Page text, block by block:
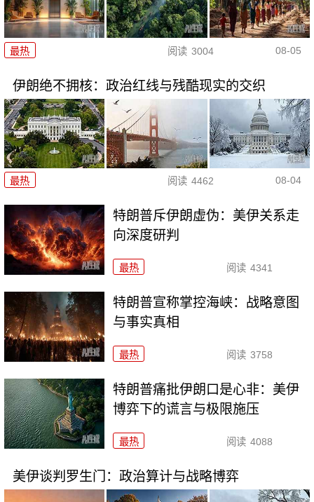
最热 阅读 3004 08-05
伊朗绝不拥核：政治红线与残酷现实的交织
最热 阅读 4462 08-04
特朗普斥伊朗虚伪：美伊关系走
向深度研判
最热 阅读 4341
特朗普宣称掌控海峡：战略意图
与事实真相
最热 阅读 3758
特朗普痛批伊朗口是心非：美伊
博弈下的谎言与极限施压
最热 阅读 4088
美伊谈判罗生门：政治算计与战略博弈